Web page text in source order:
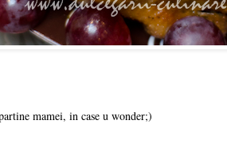
mamei, in case u wonder;)